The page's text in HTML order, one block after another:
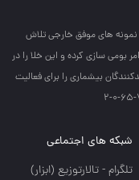
نمونه هاي موفق خارجي تلاش
بومي سازي كرده و اين خلا را در
بيشماري را براي فعاليت
شبکه های اجتماعی
تلگرام - تالارتوزيع (ابزار)